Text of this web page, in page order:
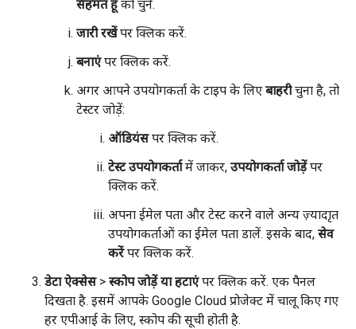
सहमत हूंको चुनें.
जारी रखेंपर क्लिक करें.
बनाएंपर क्लिक करें.
अगर आपने उपयोगकर्ता के टाइप के लिए बाहरीचुना है, तो
टेस्टर जोड़ें:
ऑडियंसपर क्लिक करें.
टेस्ट उपयोगकर्तामें जाकर, उपयोगकर्ता जोड़ेंपर
क्लिक करें.
अपना ईमेल पता और टेस्ट करने वाले अन्य ज़्यादाृत
उपयोगकर्ताओं का ईमेल पता डालें. इसके बाद, सेव
करेंपर क्लिक करें.
डेटा ऐक्सेस > स्कोप जोड़ें या हटाएंपर क्लिक करें. एक पैनल
दिखता है. इसमें आपके Google Cloud प्रोजेक्ट में चालू किए गए
हर एपीआई के लिए, स्कोप की सूची होती है.